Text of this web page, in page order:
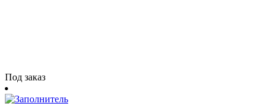
Под заказ